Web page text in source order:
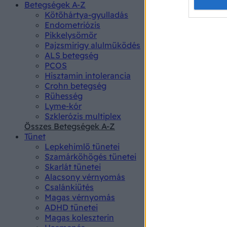
Betegségek A-Z
Kötőhártya-gyulladás
Endometriózis
Pikkelysömör
Pajzsmirigy alulműködés
ALS betegség
PCOS
Hisztamin intolerancia
Crohn betegség
Rühesség
Lyme-kór
Szklerózis multiplex
Összes Betegségek A-Z
Tünet
Lepkehimlő tünetei
Szamárköhögés tünetei
Skarlát tünetei
Alacsony vérnyomás
Csalánkiütés
Magas vérnyomás
ADHD tünetei
Magas koleszterin